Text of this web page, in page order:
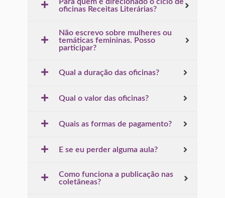
Para quem é direcionado o ciclo de
oficinas Receitas Literárias?
Não escrevo sobre mulheres ou
temáticas femininas. Posso
participar?
Qual a duração das oficinas?
Qual o valor das oficinas?
Quais as formas de pagamento?
E se eu perder alguma aula?
Como funciona a publicação nas
coletâneas?